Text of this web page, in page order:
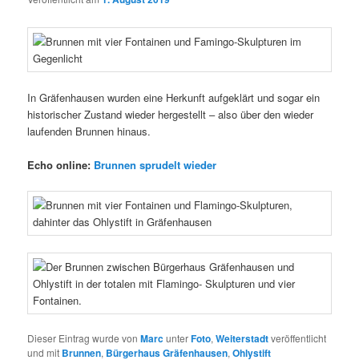
In Gräfenhausen wurden eine Herkunft aufgeklärt und sogar ein
historischer Zustand wieder hergestellt – also über den wieder
laufenden Brunnen hinaus.
Echo online: Brunnen sprudelt wieder
Dieser Eintrag wurde vonMarcunterFoto,Weiterstadtveröffentlicht
und mit Brunnen, Bürgerhaus Gräfenhausen,Ohlystift